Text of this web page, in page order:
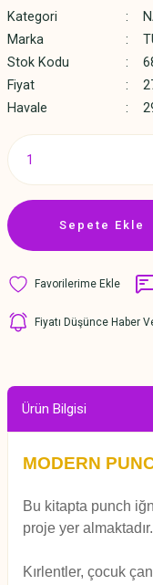
Kategori
Marka
Stok Kodu
Fiyat
Havale
Sepete Ekle
Fiyatı Düşünce Haber
Ürün Bilgisi
MODERN
Bu kitapta punch
proje yer almaktadır.
Kırlentler, çocuk